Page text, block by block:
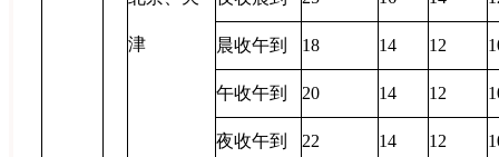
津 晨收午到 18 14 12
午收午到 20 14 12
夜收午到 22 14 12